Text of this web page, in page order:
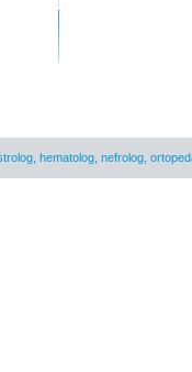
hematolog, nefrolog,